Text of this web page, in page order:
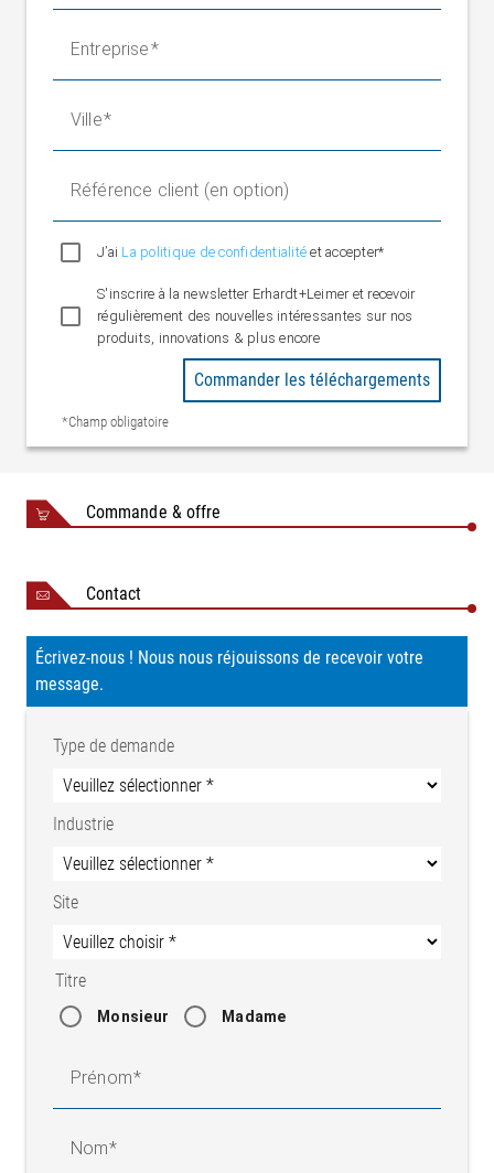
Précision (angle)
±1°
Hauteur minimale
Tension de service
Valeur nominale
24 V CC
Plage nominale
20 à 30 V CC
IP 54 (état embroché)
Température
ambiante
Entreprise
Ville
Référence client (en option)
J’ai La politique de confidentialitéet accepter*
S'inscrire à la newsletter Erhardt+Leimer et recevoir
régulièrement des nouvelles intéressantes sur nos
produits, innovations & plus encore
*Champ obligatoire
Commander les téléchargements
Commande & offre
Contact
Écrivez-nous ! Nous nous réjouissons de recevoir votre
message.
Type de demande
Industrie
Site
Titre
Monsieur Madame
Prénom
Nom